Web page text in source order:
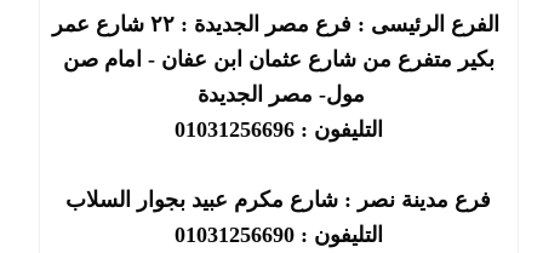
الفرع الرئيسى : فرع مصر الجديدة : ٢٢ شارع عمر
بكير متفرع من شارع عثمان ابن عفان - امام صن
مول- مصر الجديدة
التليفون : 01031256696
فرع مدينة نصر : شارع مكرم عبيد بجوار السلاب
التليفون : 01031256690